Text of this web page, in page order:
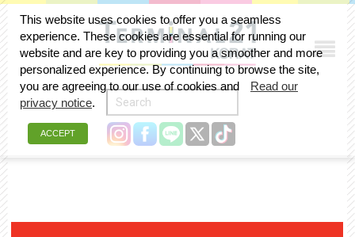
This website uses cookies to offer you a seamless
experience. These cookies are essential for running our
website and are key to providing you a smoother and more
personalized experience. By continuing to browse the site,
you are agreeing to our use of cookies and
Read our
privacy notice.
ACCEPT